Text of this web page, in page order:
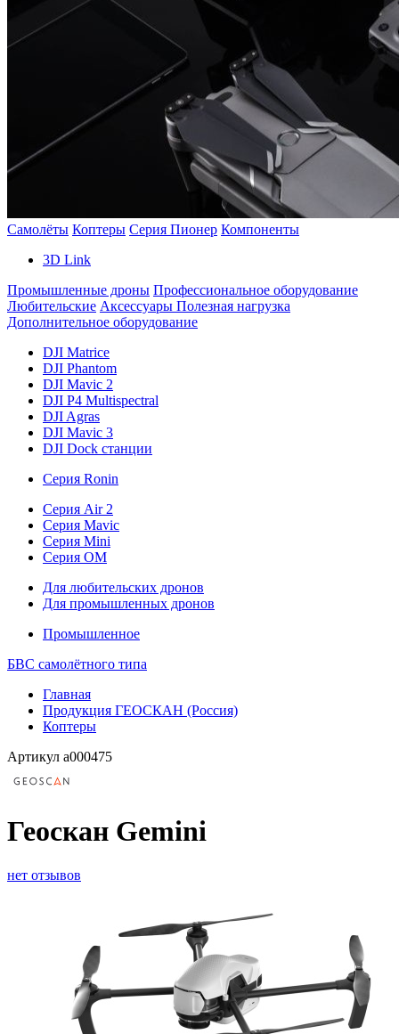
Самолёты Коптеры Серия Пионер Компоненты
3D Link
Промышленные дроны Профессиональное оборудование
Любительские Аксессуары Полезная нагрузка
Дополнительное оборудование
DJI Matrice
DJI Phantom
DJI Mavic 2
DJI P4 Multispectral
DJI Agras
DJI Mavic 3
DJI Dock станции
Серия Ronin
Серия Air 2
Серия Mavic
Серия Mini
Серия OM
Для любительских дронов
Для промышленных дронов
Промышленное
БВС самолётного типа
Главная
Продукция ГЕОСКАН (Россия)
Коптеры
Артикул a000475
Геоскан Gemini
нет отзывов